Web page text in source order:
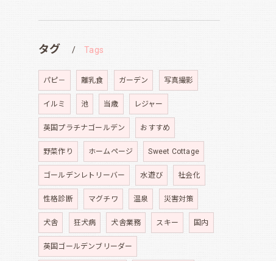
タグ Tags
パピ－ 離乳食 ガーデン 写真撮影
イルミ 池 当歳 レジャー
英国プラチナゴールデン おすすめ
野菜作り ホームページ Sweet Cottage
ゴールデンレトリーバー 水遊び 社会化
性格診断 マグチワ 温泉 災害対策
犬舎 狂犬病 犬舎業務 スキー 国内
英国ゴールデンブリーダー